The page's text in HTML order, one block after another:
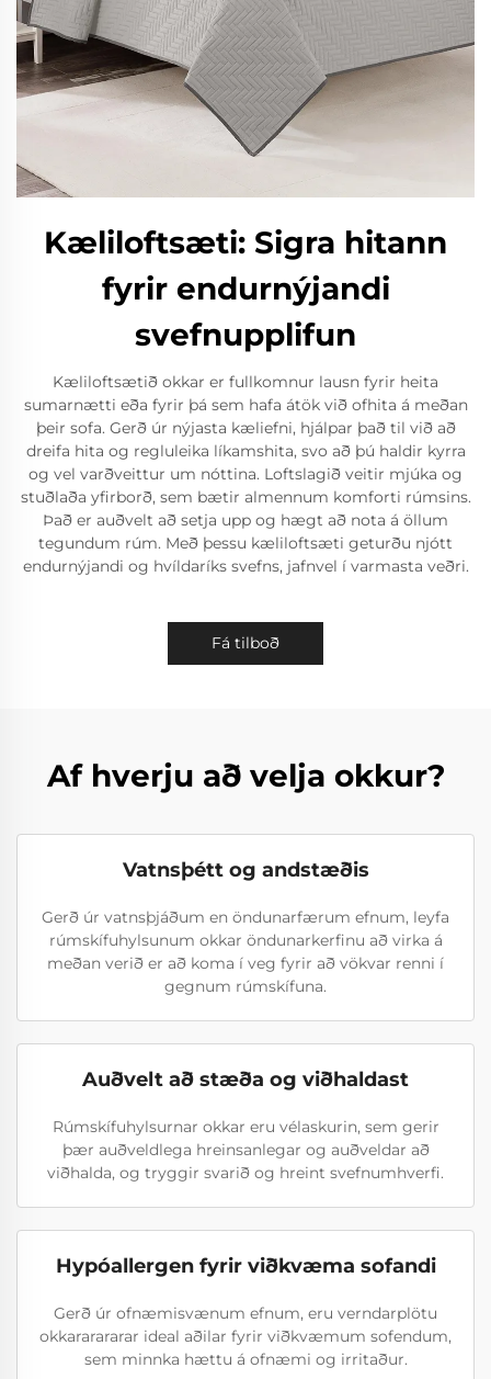
Kæliloftsæti: Sigra hitann
fyrir endurnýjandi
svefnupplifun
Kæliloftsætið okkar er fullkomnur lausn fyrir heita
sumarnætti eða fyrir þá sem hafa átök við ofhita á meðan
þeir sofa. Gerð úr nýjasta kæliefni, hjálpar það til við að
dreifa hita og regluleika líkamshita, svo að þú haldir kyrra
og vel varðveittur um nóttina. Loftslagið veitir mjúka og
stuðlaða yfirborð, sem bætir almennum komforti rúmsins.
Það er auðvelt að setja upp og hægt að nota á öllum
tegundum rúm. Með þessu kæliloftsæti geturðu njótt
endurnýjandi og hvíldaríks svefns, jafnvel í varmasta veðri.
Fá tilboð
Af hverju að velja okkur?
Vatnsþétt og andstæðis
Gerð úr vatnsþjáðum en öndunarfærum efnum, leyfa
rúmskífuhylsunum okkar öndunarkerfinu að virka á
meðan verið er að koma í veg fyrir að vökvar renni í
gegnum rúmskífuna.
Auðvelt að stæða og viðhaldast
Rúmskífuhylsurnar okkar eru vélaskurin, sem gerir
þær auðveldlega hreinsanlegar og auðveldar að
viðhalda, og tryggir svarið og hreint svefnumhverfi.
Hypóallergen fyrir viðkvæma sofandi
Gerð úr ofnæmisvænum efnum, eru verndarplötu
okkararararar ideal aðilar fyrir viðkvæmum sofendum,
sem minnka hættu á ofnæmi og irritaður.